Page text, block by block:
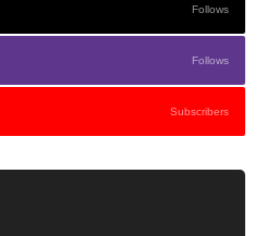
Follows
Follows
Subscribers